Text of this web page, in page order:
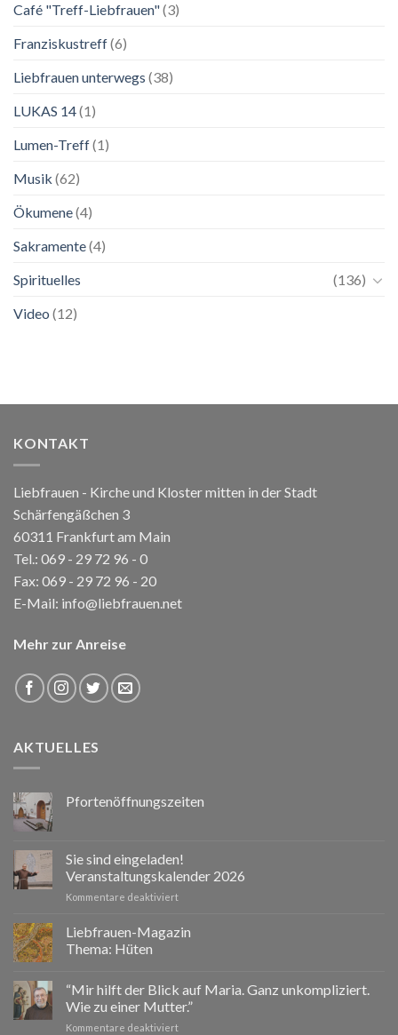
Café "Treff-Liebfrauen"(3)
Franziskustreff(6)
Liebfrauen unterwegs (38)
LUKAS 14(1)
Lumen-Treff(1)
Musik (62)
Ökumene(4)
Sakramente(4)
Spirituelles
(136)
Video (12)
KONTAKT
Liebfrauen - Kirche und Kloster mitten in der Stadt
Schärfengäßchen 3
60311 Frankfurt am Main
Tel.: 069 - 29 72 96 - 0
Fax: 069 - 29 72 96 - 20
E-Mail: info@liebfrauen.net
Mehr zur Anreise
AKTUELLES
Pfortenöffnungszeiten
Sie sind eingeladen!
Veranstaltungskalender 2026
Kommentare deaktiviertfür
sind
Liebfrauen-Magazin
Thema: Hüten
“Mir hilft der Blick auf Maria. Ganz unkompliziert.
Wie zu einer Mutter.”
Kommentare deaktiviertfür